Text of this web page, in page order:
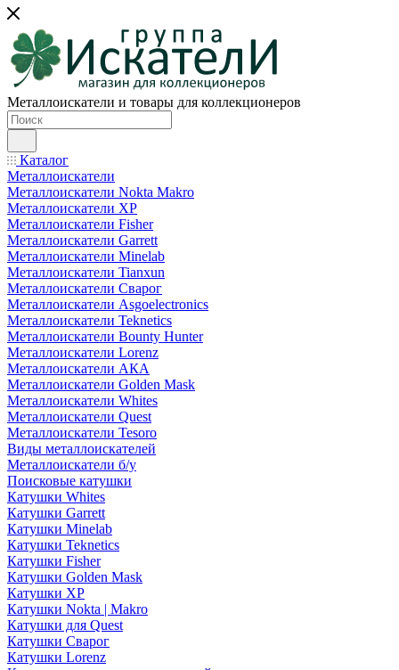
Металлоискатели и товары для коллекционеров
Каталог
Металлоискатели
Металлоискатели Nokta Makro
Металлоискатели XP
Металлоискатели Fisher
Металлоискатели Garrett
Металлоискатели Minelab
Металлоискатели Tianxun
Металлоискатели Сварог
Металлоискатели Asgoelectronics
Металлоискатели Teknetics
Металлоискатели Bounty Hunter
Металлоискатели Lorenz
Металлоискатели АКА
Металлоискатели Golden Mask
Металлоискатели Whites
Металлоискатели Quest
Металлоискатели Tesoro
Виды металлоискателей
Металлоискатели б/у
Поисковые катушки
Катушки Whites
Катушки Garrett
Катушки Minelab
Катушки Teknetics
Катушки Fisher
Катушки Golden Mask
Катушки XP
Катушки Nokta | Makro
Катушки для Quest
Катушки Сварог
Катушки Lorenz